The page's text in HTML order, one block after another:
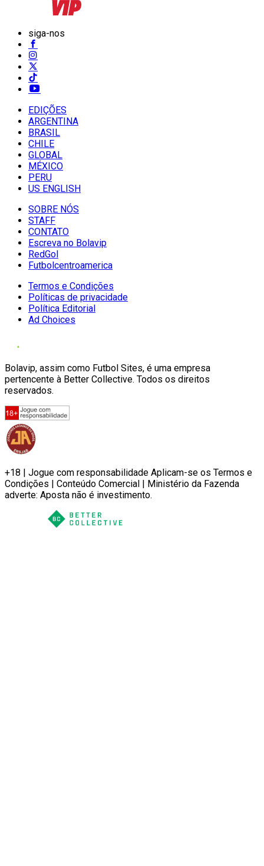
siga-nos
EDIÇÕES
ARGENTINA
BRASIL
CHILE
GLOBAL
MÉXICO
PERU
US ENGLISH
SOBRE NÓS
STAFF
CONTATO
Escreva no Bolavip
RedGol
Futbolcentroamerica
Termos e Condições
Políticas de privacidade
Política Editorial
Ad Choices
Bolavip, assim como Futbol Sites, é uma empresa
pertencente à Better Collective. Todos os direitos
reservados.
+18 | Jogue com responsabilidade Aplicam-se os Termos e
Condições | Conteúdo Comercial | Ministério da Fazenda
adverte: Aposta não é investimento.